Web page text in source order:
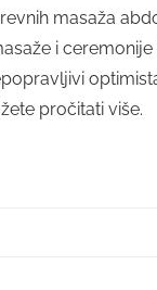
masaža
i ceremonije
pročitati više.